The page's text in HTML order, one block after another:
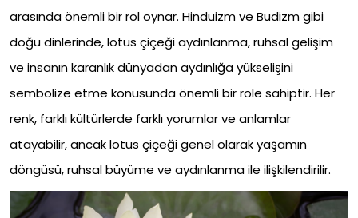
arasında önemli bir rol oynar. Hinduizm ve Budizm gibi
doğu dinlerinde, lotus çiçeği aydınlanma, ruhsal gelişim
ve insanın karanlık dünyadan aydınlığa yükselişini
sembolize etme konusunda önemli bir role sahiptir. Her
renk, farklı kültürlerde farklı yorumlar ve anlamlar
atayabilir, ancak lotus çiçeği genel olarak yaşamın
döngüsü, ruhsal büyüme ve aydınlanma ile ilişkilendirilir.